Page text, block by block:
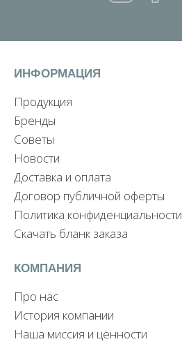
ИНФОРМАЦИЯ
Продукция
Бренды
Советы
Новости
Доставка и оплата
Договор публичной оферты
Политика конфиденциальности
Скачать бланк заказа
КОМПАНИЯ
Про нас
История компании
Наша миссия и ценности